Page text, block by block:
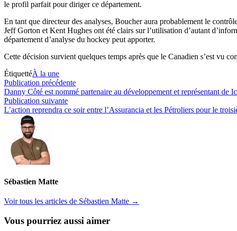
le profil parfait pour diriger ce département.
En tant que directeur des analyses, Boucher aura probablement le
Jeff Gorton et Kent Hughes ont été clairs sur l’utilisation d’autant
département d’analyse du hockey peut apporter.
Cette décision survient quelques temps après que le Canadien s’est vu
ÉtiquettéÀ la une
Navigation
de
l’article
Publication précédentePublication
précédente :
Danny Côté est nommé partenaire au développement et représentant de
Publication suivantePublication
suivante :
L’action reprendra ce soir entre l’Assurancia et les Pétroliers pour le
Sébastien Matte
Voir tous les articles de Sébastien Matte →
Vous pourriez aussi aimer